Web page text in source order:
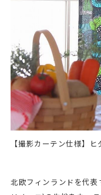
【撮影カーテン仕様】
北欧フィンランドを代